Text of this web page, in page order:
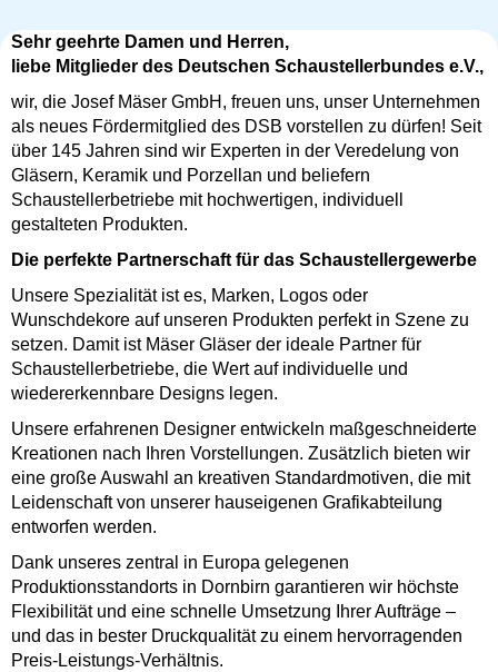
Sehr geehrte Damen und Herren,
liebe Mitglieder des Deutschen Schaustellerbundes e.V.,
wir, die Josef Mäser GmbH, freuen uns, unser Unternehmen
als neues Fördermitglied des DSB vorstellen zu dürfen! Seit
über 145 Jahren sind wir Experten in der Veredelung von
Gläsern, Keramik und Porzellan und beliefern
Schaustellerbetriebe mit hochwertigen, individuell
gestalteten Produkten.
Die perfekte Partnerschaft für das Schaustellergewerbe
Unsere Spezialität ist es, Marken, Logos oder
Wunschdekore auf unseren Produkten perfekt in Szene zu
setzen. Damit ist Mäser Gläser der ideale Partner für
Schaustellerbetriebe, die Wert auf individuelle und
wiedererkennbare Designs legen.
Unsere erfahrenen Designer entwickeln maßgeschneiderte
Kreationen nach Ihren Vorstellungen. Zusätzlich bieten wir
eine große Auswahl an kreativen Standardmotiven, die mit
Leidenschaft von unserer hauseigenen Grafikabteilung
entworfen werden.
Dank unseres zentral in Europa gelegenen
Produktionsstandorts in Dornbirn garantieren wir höchste
Flexibilität und eine schnelle Umsetzung Ihrer Aufträge –
und das in bester Druckqualität zu einem hervorragenden
Preis-Leistungs-Verhältnis.